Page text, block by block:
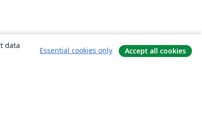
data
Essential cookies only Accept all cookies